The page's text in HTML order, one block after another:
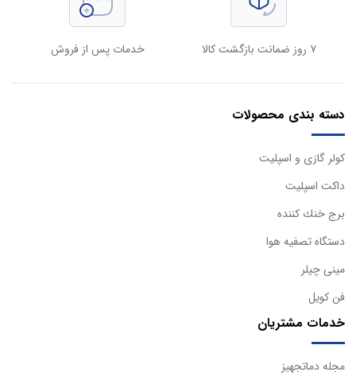
۷ روز ضمانت بازگشت کالا خدمات پس از فروش
دسته بندی محصولات
كولر گازی و اسپليت
داكت اسپليت
برج خنك كننده
دستگاه تصفيه هوا
مینی چیلر
فن کویل
خدمات مشتریان
مجله دماتجهیز